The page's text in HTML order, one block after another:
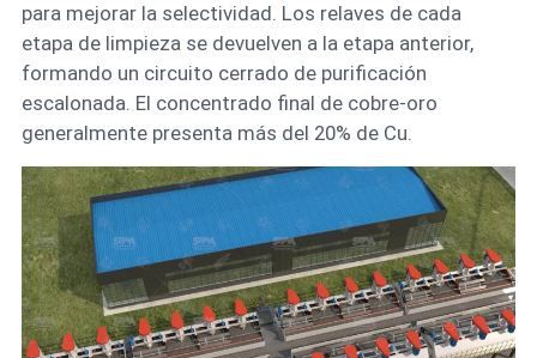
para mejorar la selectividad. Los relaves de cada
etapa de limpieza se devuelven a la etapa anterior,
formando un circuito cerrado de purificación
escalonada. El concentrado final de cobre-oro
generalmente presenta más del 20% de Cu.